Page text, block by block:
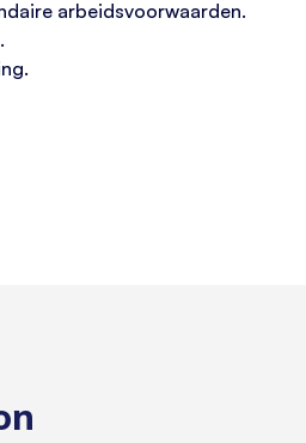
arbeidsvoorwaarden.